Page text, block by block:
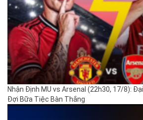
Nhận Định MU vs Arsenal (22h30, 17/8):
Đợi Bữa Tiệc Bàn Thắng